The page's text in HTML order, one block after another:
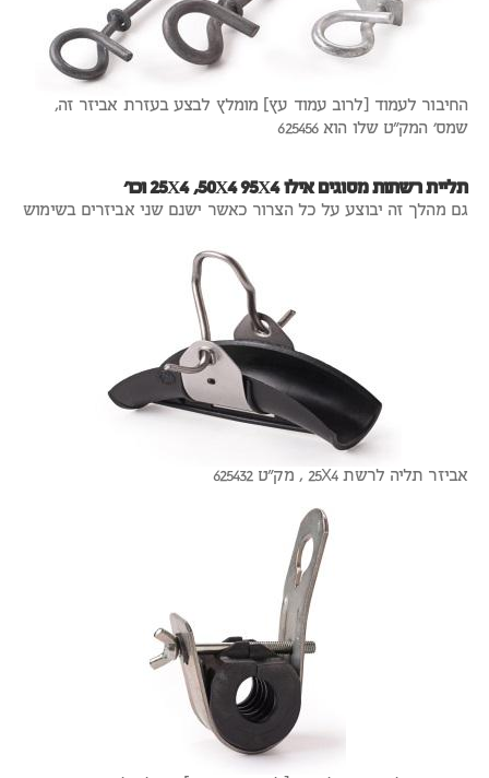
החיבור לעמוד [לרוב עמוד עץ] מומלץ לבצע בעזרת אביזר זה,
שמס' המק"ט שלו הוא 625456
תליית רשתות מסוגים אילו 25X4 ,50X4 95X4 וכו'
גם מהלך זה יבוצע על כל הצרור כאשר ישנם שני אביזרים בשימוש
אביזר תליה לרשת 25X4 , מק"ט 625432